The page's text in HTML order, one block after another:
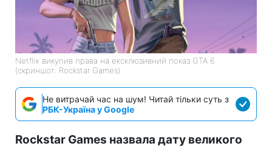
Netflix викупив права на ексклюзивний показ GTA 6
(скриншот: Rockstar Games)
Не витрачай час на шум! Читай тільки суть з
РБК-Україна у Google
Rockstar Games назвала дату великого